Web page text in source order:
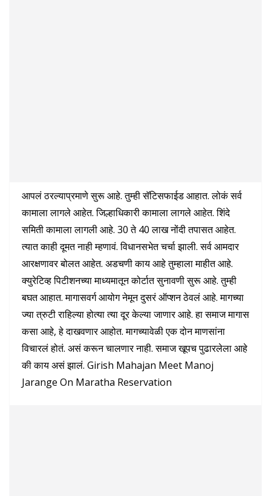
आपलं ठरल्याप्रमाणे सुरू आहे. तुम्ही सॅटिसफाईड आहात. लोकं सर्व
कामाला लागले आहेत. जिल्हाधिकारी कामाला लागले आहेत. शिंदे
समिती कामाला लागली आहे. 30 ते 40 लाख नोंदी तपासत आहेत.
त्यात काही दूमत नाही म्हणावं. विधानसभेत चर्चा झाली. सर्व आमदार
आरक्षणावर बोलत आहेत. अडचणी काय आहे तुम्हाला माहीत आहे.
क्युरेटिव्ह पिटीशनच्या माध्यमातून कोर्टात सुनावणी सुरू आहे. तुम्ही
बघत आहात. मागासवर्ग आयोग नेमून दुसरं ऑप्शन ठेवलं आहे. मागच्या
ज्या त्रुटी राहिल्या होत्या त्या दूर केल्या जाणार आहे. हा समाज मागास
कसा आहे, हे दाखवणार आहोत. मागच्यावेळी एक दोन माणसांना
विचारलं होतं. असं करून चालणार नाही. समाज खूपच पुढारलेला आहे
की काय असं झालं. Girish Mahajan Meet Manoj
Jarange On Maratha Reservation